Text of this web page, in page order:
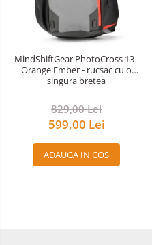
MindShiftGear PhotoCross 13 -
Orange Ember - rucsac cu o
singura bretea
829,00 Lei
599,00 Lei
ADAUGA IN COS